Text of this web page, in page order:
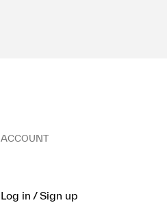
ACCOUNT
Log in / Sign up